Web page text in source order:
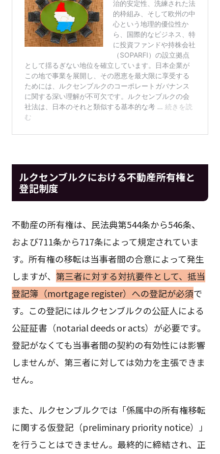
ルクセンブルクにおける不動産所有権と
登記制度
不動産の所有権は、民法典第544条から546条、
および711条から717条によって規定されていま
す。所有権の移転は当事者間の合意によって発生
しますが、 第三者に対する対抗要件として、抵当
登記簿（mortgage register）への登記が必須で
す。この登記にはルクセンブルクの公証人による
公証証書（notarial deeds or acts）が必要です。
登記がなくても当事者間の契約の有効性には影響
しませんが、第三者に対しては効力を主張できま
せん。
また、ルクセンブルクでは「係属中の所有権移転
に関する仮登記（preliminary priority notice）」
を行うことはできません。最終的に締結され、正